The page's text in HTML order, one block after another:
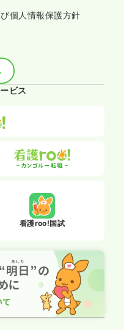
個人情報保護方針
ビス
看護roo!国試